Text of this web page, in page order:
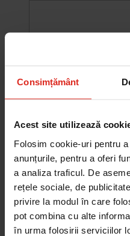
Consimțământ
Acest site utilizează
Folosim cookie-uri pentru
anunțurile, pentru a oferi
a analiza traficul. De
rețele sociale, de
privire la modul în care
pot combina cu alte
în urma folosirii serviciilor
-10%
Chiuveta Maris MRG
Pret
Adauga în cos